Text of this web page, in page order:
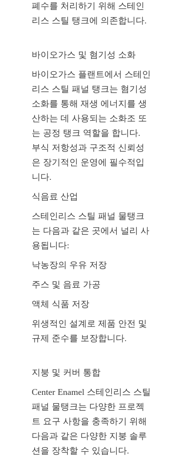
폐수를 처리하기 위해 스테인
리스 스틸 탱크에 의존합니다.
바이오가스 및 혐기성 소화
바이오가스 플랜트에서 스테인
리스 스틸 패널 탱크는 혐기성
소화를 통해 재생 에너지를 생
산하는 데 사용되는 소화조 또
는 공정 탱크 역할을 합니다.
부식 저항성과 구조적 신뢰성
은 장기적인 운영에 필수적입
니다.
식음료 산업
스테인리스 스틸 패널 물탱크
는 다음과 같은 곳에서 널리 사
용됩니다:
낙농장의 우유 저장
주스 및 음료 가공
액체 식품 저장
위생적인 설계로 제품 안전 및
규제 준수를 보장합니다.
지붕 및 커버 통합
Center Enamel 스테인리스 스틸
패널 물탱크는 다양한 프로젝
트 요구 사항을 충족하기 위해
다음과 같은 다양한 지붕 솔루
션을 장착할 수 있습니다.